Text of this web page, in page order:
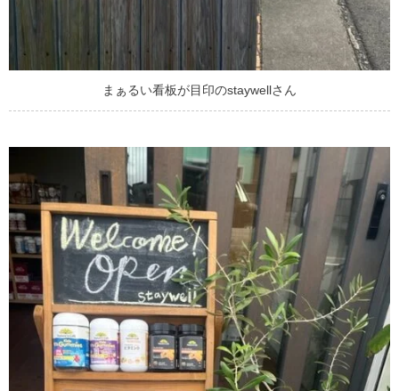
まぁるい看板が目印のstaywellさん